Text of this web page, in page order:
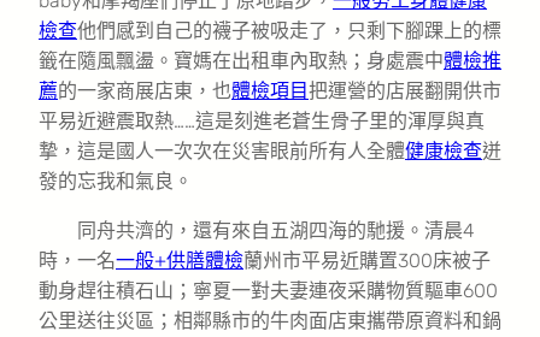
檢查他們感到自己的襪子被吸走了，只剩下腳踝上的標
籤在隨風飄盪。寶媽在出租車內取熱；身處震中體檢推
薦的一家商展店東，也體檢項目把運營的店展翻開供市
平易近避震取熱……這是刻進老蒼生骨子里的渾厚與真
摯，這是國人一次次在災害眼前所有人全體健康檢查迸
發的忘我和氣良。
同舟共濟的，還有來自五湖四海的馳援。清晨4
時，一名一般+供膳體檢蘭州市平易近購置300床被子
動身趕往積石山；寧夏一對夫妻連夜采購物質驅車600
公里送往災區；相鄰縣市的牛肉面店東攜帶原資料和鍋